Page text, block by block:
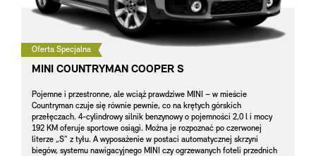
Oferta Specjalna
MINI COUNTRYMAN COOPER S
Pojemne i przestronne, ale wciąż prawdziwe MINI – w mieście
Countryman czuje się równie pewnie, co na krętych górskich
przełęczach. 4-cylindrowy silnik benzynowy o pojemności 2,0 l i mocy
192 KM oferuje sportowe osiągi. Można je rozpoznać po czerwonej
literze „S” z tyłu. A wyposażenie w postaci automatycznej skrzyni
biegów, systemu nawigacyjnego MINI czy ogrzewanych foteli przednich